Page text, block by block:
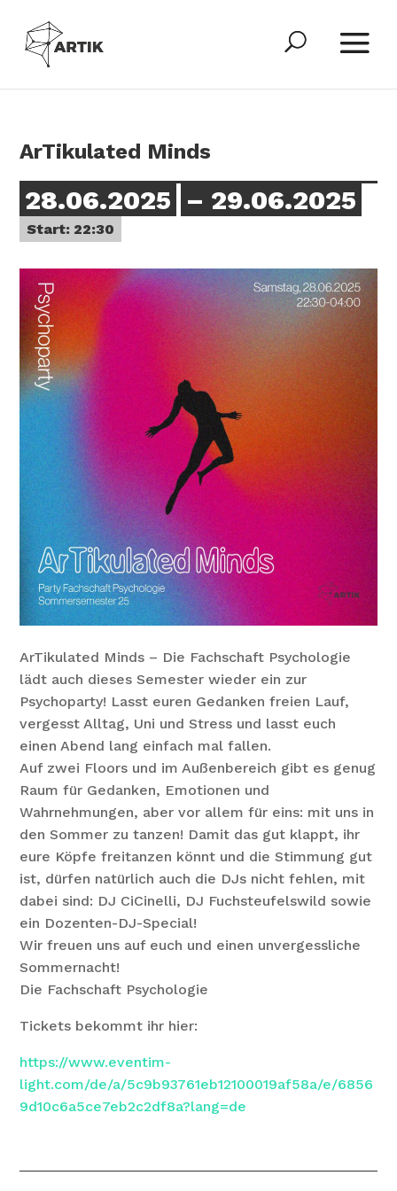
ArTikulated Minds
28.06.2025 – 29.06.2025
Start: 22:30
ArTikulated Minds – Die Fachschaft Psychologie
lädt auch dieses Semester wieder ein zur
Psychoparty! Lasst euren Gedanken freien Lauf,
vergesst Alltag, Uni und Stress und lasst euch
einen Abend lang einfach mal fallen.
Auf zwei Floors und im Außenbereich gibt es genug
Raum für Gedanken, Emotionen und
Wahrnehmungen, aber vor allem für eins: mit uns in
den Sommer zu tanzen! Damit das gut klappt, ihr
eure Köpfe freitanzen könnt und die Stimmung gut
ist, dürfen natürlich auch die DJs nicht fehlen, mit
dabei sind: DJ CiCinelli, DJ Fuchsteufelswild sowie
ein Dozenten-DJ-Special!
Wir freuen uns auf euch und einen unvergessliche
Sommernacht!
Die Fachschaft Psychologie
Tickets bekommt ihr hier:
https://www.eventim-
light.com/de/a/5c9b93761eb12100019af58a/e/6856
9d10c6a5ce7eb2c2df8a?lang=de